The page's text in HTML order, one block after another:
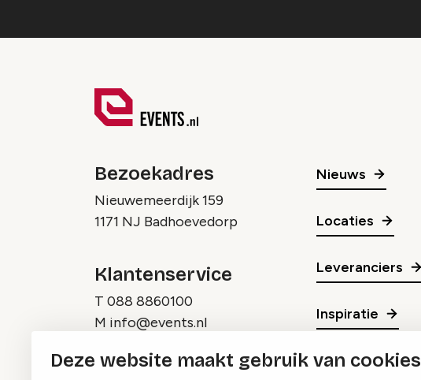
Deze website maakt gebruik van cookies
Bezoekadres
Nieuwemeerdijk 159
1171 NJ Badhoevedorp
Klantenservice
T 088 8860100
M info@events.nl
Nieuws
Locaties
Leveranciers
Inspiratie